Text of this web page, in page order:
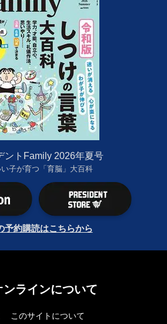
ントFamily 2026年夏号
子が育つ「育脳」大百科
予約購読はこちらから
ラインについて
このサイトについて